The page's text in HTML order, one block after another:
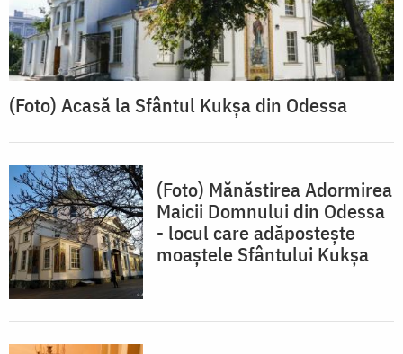
(Foto) Acasă la Sfântul Kukșa din Odessa
(Foto) Mănăstirea Adormirea
Maicii Domnului din Odessa
- locul care adăpostește
moaștele Sfântului Kukșa